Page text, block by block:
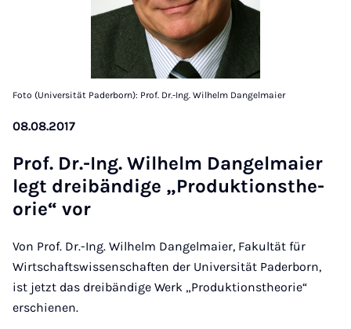
Foto (Universität Paderborn): Prof. Dr.-Ing. Wilhelm Dangelmaier
08.08.2017
Prof. Dr.-Ing. Wil­helm Dan­gel­maier
legt dreibändige „Produk­tion­s­the­
or­ie“ vor
Von Prof. Dr.-Ing. Wilhelm Dangelmaier, Fakultät für
Wirtschaftswissenschaften der Universität Paderborn,
ist jetzt das dreibändige Werk „Produktionstheorie“
erschienen.